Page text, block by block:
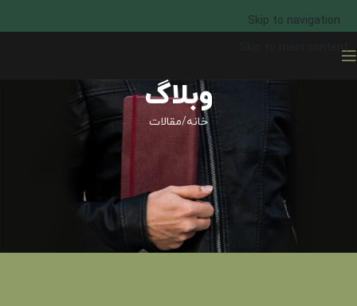
Skip to navigation
Skip to main content
وبلاگ
خانه مقالات